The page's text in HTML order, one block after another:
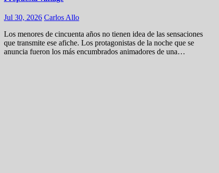
Jul 30, 2026 Carlos Allo
Los menores de cincuenta años no tienen idea de las sensaciones
que transmite ese afiche. Los protagonistas de la noche que se
anuncia fueron los más encumbrados animadores de una…